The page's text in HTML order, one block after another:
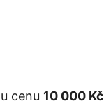
cenu 10 000 Kč